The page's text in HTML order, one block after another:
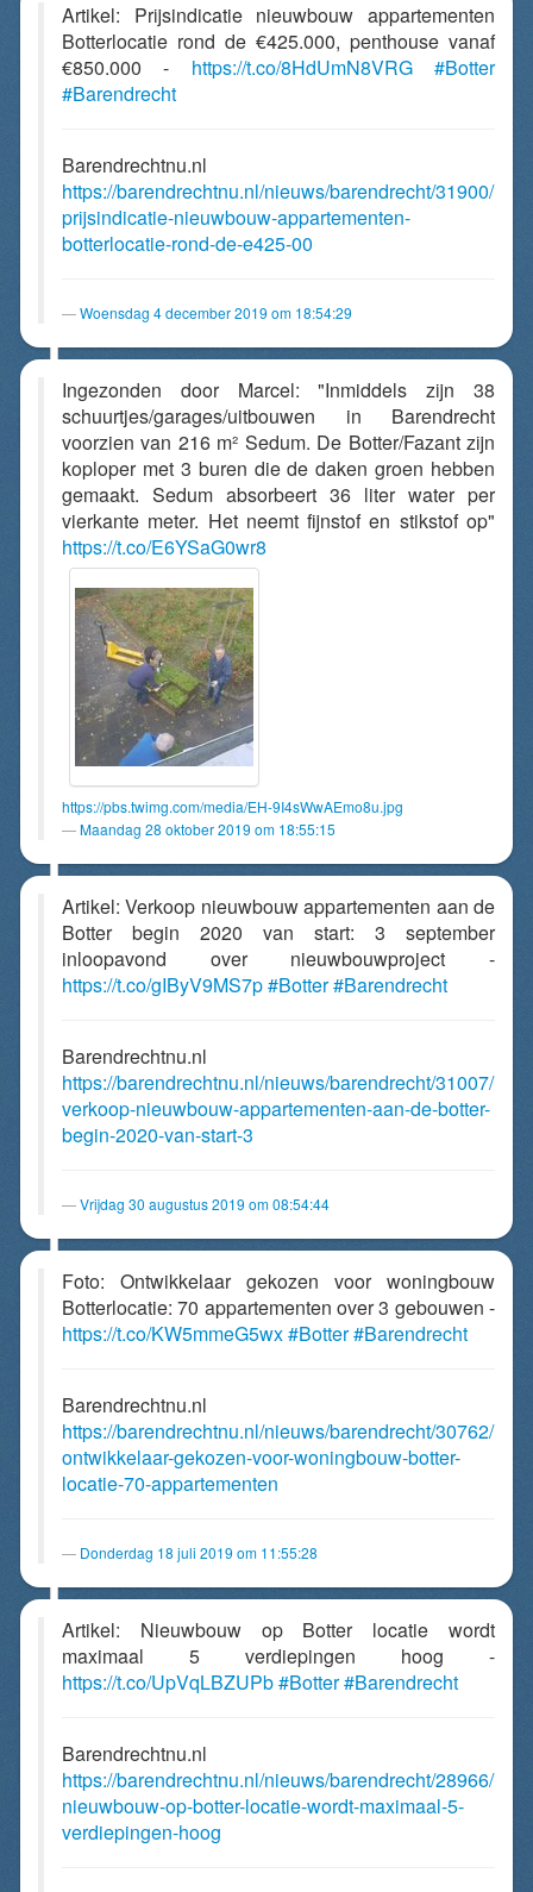
Artikel: Prijsindicatie nieuwbouw appartementen
Botterlocatie rond de €425.000, penthouse vanaf
€850.000 - https://t.co/8HdUmN8VRG
#Botter
#Barendrecht
Barendrechtnu.nl
https://barendrechtnu.nl/nieuws/barendrecht/31900/
prijsindicatie-nieuwbouw-appartementen-
botterlocatie-rond-de-e425-00
Woensdag 4 december 2019 om 18:54:29
Ingezonden door Marcel: "Inmiddels zijn 38
schuurtjes/garages/uitbouwen in Barendrecht
voorzien van 216 m² Sedum. De Botter/Fazant zijn
koploper met 3 buren die de daken groen hebben
gemaakt. Sedum absorbeert 36 liter water per
vierkante meter. Het neemt fijnstof en stikstof op"
https://t.co/E6YSaG0wr8
https://pbs.twimg.com/media/EH-9I4sWwAEmo8u.jpg
Maandag 28 oktober 2019 om 18:55:15
Artikel: Verkoop nieuwbouw appartementen aan de
Botter begin 2020 van start: 3 september
inloopavond over nieuwbouwproject -
https://t.co/gIByV9MS7p#Botter#Barendrecht
Barendrechtnu.nl
https://barendrechtnu.nl/nieuws/barendrecht/31007/
verkoop-nieuwbouw-appartementen-aan-de-botter-
begin-2020-van-start-3
Vrijdag 30 augustus 2019 om 08:54:44
Foto: Ontwikkelaar gekozen voor woningbouw
Botterlocatie: 70 appartementen over 3 gebouwen -
https://t.co/KW5mmeG5wx#Botter#Barendrecht
Barendrechtnu.nl
https://barendrechtnu.nl/nieuws/barendrecht/30762/
ontwikkelaar-gekozen-voor-woningbouw-botter-
locatie-70-appartementen
Donderdag 18 juli 2019 om 11:55:28
Artikel: Nieuwbouw op Botter locatie wordt
maximaal 5 verdiepingen hoog -
https://t.co/UpVqLBZUPb#Botter#Barendrecht
Barendrechtnu.nl
https://barendrechtnu.nl/nieuws/barendrecht/28966/
nieuwbouw-op-botter-locatie-wordt-maximaal-5-
verdiepingen-hoog